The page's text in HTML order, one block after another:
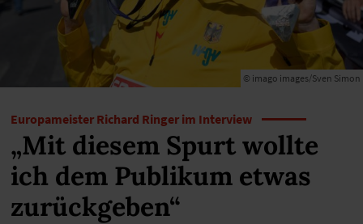
© imago images/Sven Simon
Europameister Richard Ringer im Interview
„Mit diesem Spurt wollte
ich dem Publikum etwas
zurückgeben“